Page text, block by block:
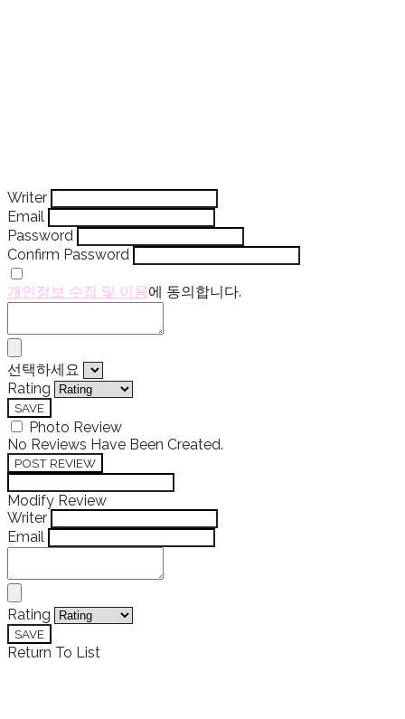
Writer
Email
Password
Confirm Password
개인정보 수집 및 이용에 동의합니다.
선택하세요
Rating
SAVE
Photo Review
No Reviews Have Been Created.
POST REVIEW
Modify Review
Writer
Email
Rating
SAVE
Return To List